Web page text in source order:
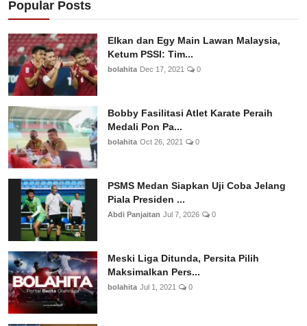
Popular Posts
Elkan dan Egy Main Lawan Malaysia,
Ketum PSSI: Tim...
bolahita Dec 17, 2021 0
Bobby Fasilitasi Atlet Karate Peraih
Medali Pon Pa...
bolahita Oct 26, 2021 0
PSMS Medan Siapkan Uji Coba Jelang
Piala Presiden ...
Abdi Panjaitan Jul 7, 2026 0
Meski Liga Ditunda, Persita Pilih
Maksimalkan Pers...
bolahita Jul 1, 2021 0